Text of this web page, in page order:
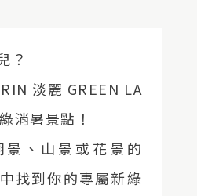
？
淡麗 GREEN LA
消暑景點！
、山景或花景的
找到你的專屬新綠